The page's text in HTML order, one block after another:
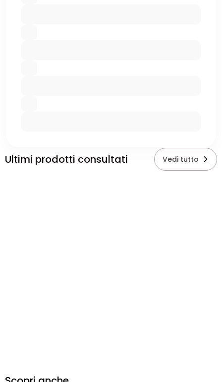
Ultimi prodotti consultati Vedi tutto